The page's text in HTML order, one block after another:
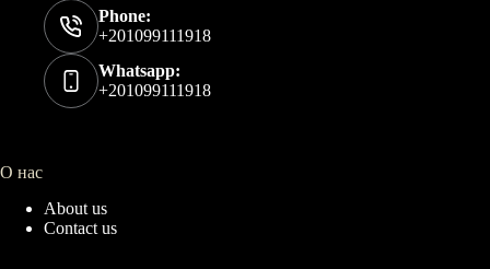
Phone:
+201099111918
Whatsapp:
+201099111918
О нас
About us
Contact us